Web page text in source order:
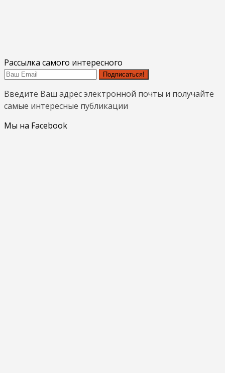
Рассылка самого интересного
Подписаться!
Введите Ваш адрес электронной почты и получайте
самые интересные публикации
Мы на Facebook